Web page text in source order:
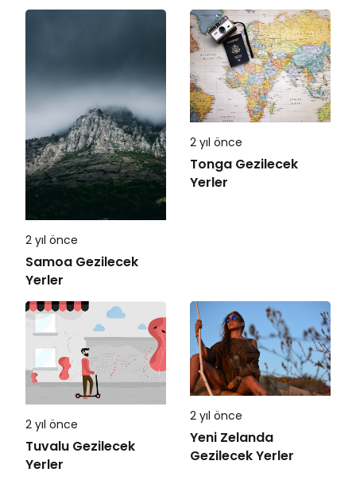
2 yıl önce
Samoa Gezilecek
Yerler
2 yıl önce
Tonga Gezilecek
Yerler
2 yıl önce
Tuvalu Gezilecek
Yerler
2 yıl önce
Yeni Zelanda
Gezilecek Yerler